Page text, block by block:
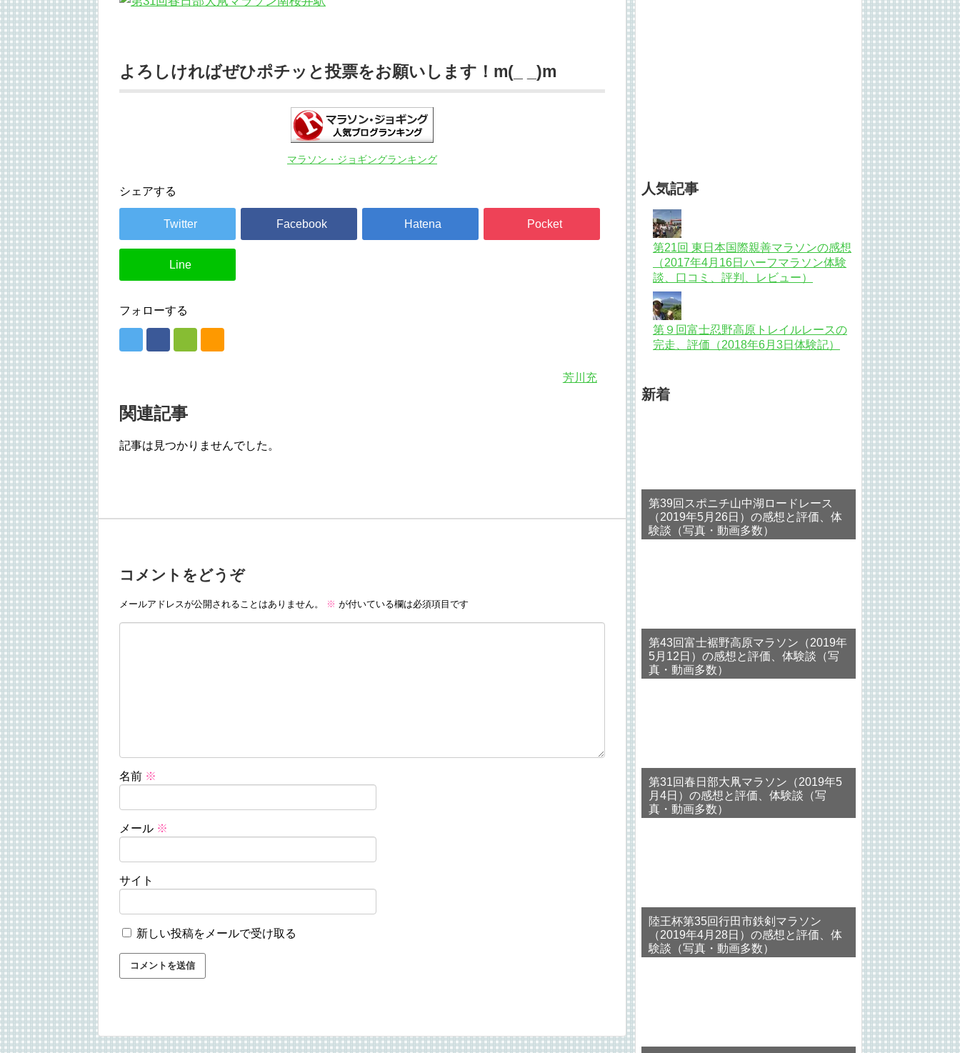
よろしければぜひポチッと投票をお願いします！m(_ _)m
マラソン・ジョギングランキング
シェアする
フォローする
芳川充
関連記事
記事は見つかりませんでした。
コメントをどうぞ
メールアドレスが公開されることはありません。 ※ が付いている欄は必須項目です
名前 ※
メール ※
サイト
新しい投稿をメールで受け取る
人気記事
第21回 東日本国際親善マラソンの感想
（2017年4月16日ハーフマラソン体験
談、口コミ、評判、レビュー）
第９回富士忍野高原トレイルレースの
完走、評価（2018年6月3日体験記）
新着
第39回スポニチ山中湖ロードレース
（2019年5月26日）の感想と評価、体
験談（写真・動画多数）
第43回富士裾野高原マラソン（2019年
5月12日）の感想と評価、体験談（写
真・動画多数）
第31回春日部大凧マラソン（2019年5
月4日）の感想と評価、体験談（写
真・動画多数）
陸王杯第35回行田市鉄剣マラソン
（2019年4月28日）の感想と評価、体
験談（写真・動画多数）